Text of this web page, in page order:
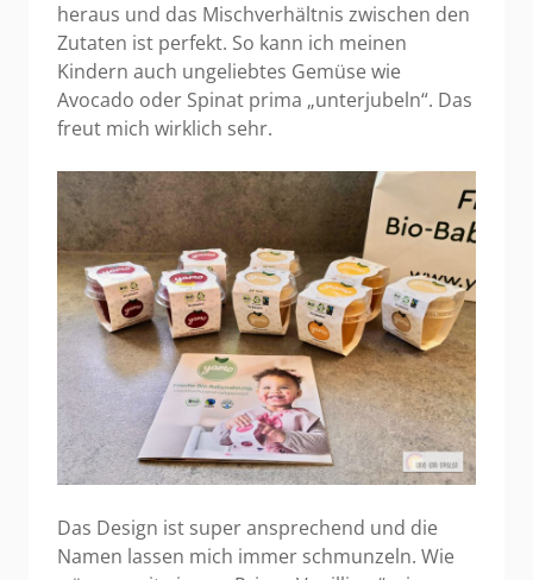
heraus und das Mischverhältnis zwischen den
Zutaten ist perfekt. So kann ich meinen
Kindern auch ungeliebtes Gemüse wie
Avocado oder Spinat prima „unterjubeln“. Das
freut mich wirklich sehr.
Das Design ist super ansprechend und die
Namen lassen mich immer schmunzeln. Wie